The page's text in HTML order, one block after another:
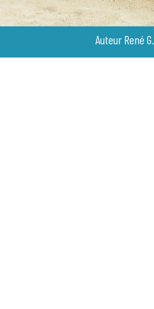
Auteur René G.